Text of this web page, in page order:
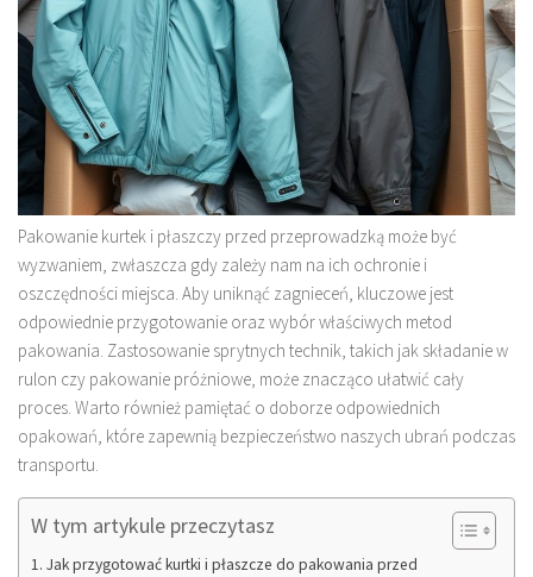
Pakowanie kurtek i płaszczy przed przeprowadzką może być
wyzwaniem, zwłaszcza gdy zależy nam na ich ochronie i
oszczędności miejsca. Aby uniknąć zagnieceń, kluczowe jest
odpowiednie przygotowanie oraz wybór właściwych metod
pakowania. Zastosowanie sprytnych technik, takich jak składanie w
rulon czy pakowanie próżniowe, może znacząco ułatwić cały
proces. Warto również pamiętać o doborze odpowiednich
opakowań, które zapewnią bezpieczeństwo naszych ubrań podczas
transportu.
W tym artykule przeczytasz
Jak przygotować kurtki i płaszcze do pakowania przed